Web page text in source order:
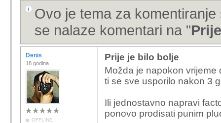
Ovo je tema za
se nalaze komentari na "
Denis
18 godina
OFFLINE
Prije je bilo bolje
Možda je napokon vrijeme
ti se sve usporilo nakon 3
Ili jednostavno napravi
ponovo prodisati punim